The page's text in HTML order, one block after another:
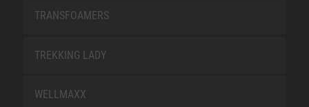
TRANSFOAMERS
TREKKING LADY
WELLMAXX